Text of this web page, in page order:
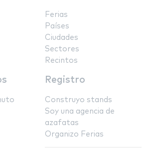
Ferias
Países
Ciudades
Sectores
Recintos
Registro
Construyo stands
Soy una agencia de
azafatas
Organizo Ferias